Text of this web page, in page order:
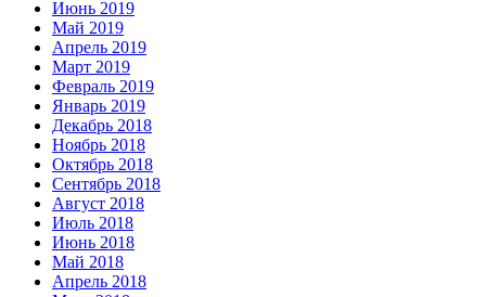
Июнь 2019
Май 2019
Апрель 2019
Март 2019
Февраль 2019
Январь 2019
Декабрь 2018
Ноябрь 2018
Октябрь 2018
Сентябрь 2018
Август 2018
Июль 2018
Июнь 2018
Май 2018
Апрель 2018